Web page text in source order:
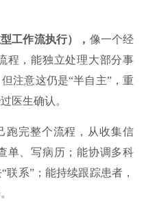
工作流执行） ， 像一个经
程，能独立处理大部分事
注意这仍是“半自主”，重
医生确认。
跑完整个流程，从收集信
单、写病历；能协调多科
系”；能持续跟踪患者，